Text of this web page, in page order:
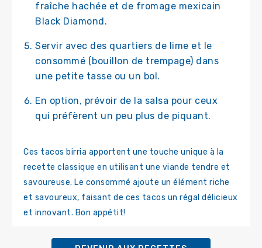
fraîche hachée et de fromage mexicain
Black Diamond.
Servir avec des quartiers de lime et le
consommé (bouillon de trempage) dans
une petite tasse ou un bol.
En option, prévoir de la salsa pour ceux
qui préfèrent un peu plus de piquant.
Ces tacos birria apportent une touche unique à la
recette classique en utilisant une viande tendre et
savoureuse. Le consommé ajoute un élément riche
et savoureux, faisant de ces tacos un régal délicieux
et innovant. Bon appétit!